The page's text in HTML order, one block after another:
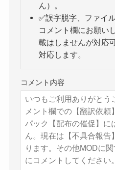
ん）。
✅誤字脱字、ファイ
コメント欄にお願い
載はしませんが対応
対応します。
コメント内容